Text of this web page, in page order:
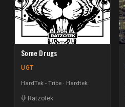
Some Drugs
UGT
HardTek - Tribe Hardtek
Ratzotek